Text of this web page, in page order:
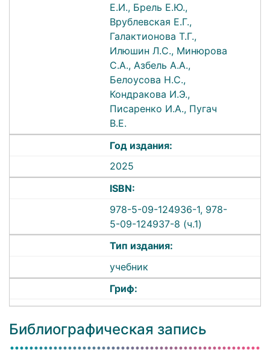
Е.И., Брель Е.Ю.,
Врублевская Е.Г.,
Галактионова Т.Г.,
Илюшин Л.С., Минюрова
С.А., Азбель А.А.,
Белоусова Н.С.,
Кондракова И.Э.,
Писаренко И.А., Пугач
В.Е.
Год издания:
2025
ISBN:
978-5-09-124936-1, 978-
5-09-124937-8 (ч.1)
Тип издания:
учебник
Гриф:
Библиографическая запись